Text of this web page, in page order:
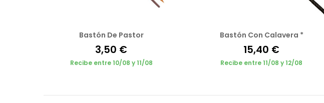
Bastón De Pastor
3,50 €
Recibe entre 10/08 y 11/08
Bastón Con Calavera *
15,40 €
Recibe entre 11/08 y 12/08